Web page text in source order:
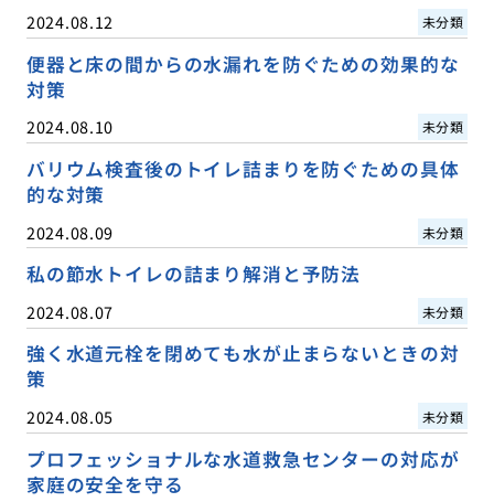
2024.08.12 未分類
便器と床の間からの水漏れを防ぐための効果的な
対策
2024.08.10 未分類
バリウム検査後のトイレ詰まりを防ぐための具体
的な対策
2024.08.09 未分類
私の節水トイレの詰まり解消と予防法
2024.08.07 未分類
強く水道元栓を閉めても水が止まらないときの対
策
2024.08.05 未分類
プロフェッショナルな水道救急センターの対応が
家庭の安全を守る